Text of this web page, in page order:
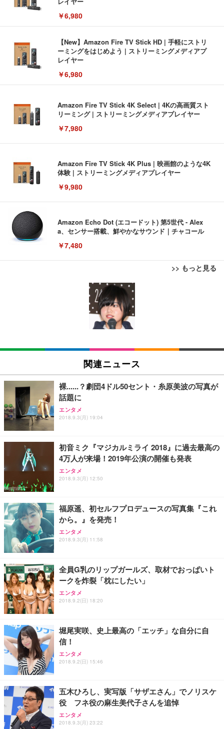
￥6,980
【New】Amazon Fire TV Stick HD | 手軽にストリ
ーミングをはじめよう | ストリーミングメディアプ
レイヤー
￥6,980
Amazon Fire TV Stick 4K Select | 4Kの高画質スト
リーミング | ストリーミングメディアプレイヤー
￥7,980
Amazon Fire TV Stick 4K Plus | 映画館のような4K
体験 | ストリーミングメディアプレイヤー
￥9,980
Amazon Echo Dot (エコードット) 第5世代 - Alex
a、センサー搭載、鮮やかなサウンド｜チャコール
￥7,480
>> もっと見る
[EdoErgo] オフィスチェア 椅子 テレワーク 疲れな
い 跳ね上げ式アームレスト コンパクト 約105度ロッ
キング pc 事務椅子 360度回転 座面昇降 強化ナイロ
ン樹脂ベース 通気性メッシュ 在宅ワーク H-WY01
(黒網+黒枠+黒足)
SIHOO B100 オフィスチェア／デスクチェア メッシ
ュチェア 人間工学 疲れない ブラック
￥27,999
Sezlife オフィスチェア デスクチェア 疲れない テレ
ワーク チェア 強化バックレスト 30度ロッキング機
能 人間工学 椅子 腰サポート 90度跳ね上げ式アーム
ョン PCチェア 通気性メッシュ ゲーミング/勉強/事
務用 おしゃれ パソコンチェア (ブラック)
Sezlife オフィスチェア デスクチェア 疲れない テレ
ワーク チェア 強化バックレスト 30度ロッキング機
能 人間工学 椅子 腰サポート 90度跳ね上げ式アーム
務用 おしゃれ パソコンチェア (ホワイト)
ANDWINT オフィスチェア デスクチェア 肘なし メ
ッシュ 通気性 ランバーサポート付き 腰サポート ガ
ス圧無段階昇降 360度回転 キャスター付き コンパク
EIZO ビジネス向けプレミアムモニター | FlexScan
EV3240X-WT | 31.5型4K UHD・USB Type-C・ホワ
EIZO ビジネス向けプレミアムモニター | FlexScan
￥109,572
【純正品】27"ゲーミングモニター DualSense 充電
フック付き（CFI-ZDM1J）
【整備済み品】Dell E2724HS 27インチ 液晶モニタ
ー フルHD（1920×1080）VA 非光沢 HDMI/DisplayP
ort/VGA スピーカー内蔵 高さ調整 スイベル VESA対
【MiniLED/24.5inch/280Hz/FHD】GRAPHT THE S
HOOTER Gaming Monitor 24” Essential ゲーミン
グモニター QD 24.5インチ 1ms FHD 量子ドット 残
Amazonベーシック ペットシーツ 薄型 レギュラー 1
回使い捨て 無香料 ホワイト 300枚
Amazonベーシック ペットシーツ 厚型 ワイド 42枚
x2袋(84枚) ホワイト(吸収面:ライトブルー)
￥3,234
ネオ・ルーライフ ネオ・オムツ L 中型犬用 26枚入
り 単品
Smart Basic(スマートベーシック) 【Amazon.co.jp
限定】 Smart Basic アイリスオーヤマ ペットシーツ
超厚型 お徳用 ワイド 100枚入 (x 1) (ケース販売)
アイリスオーヤマ ペットシーツ 超厚型 お徳用 レギ
ュラー 200枚入【Amazon.co.jp限定】
関連ニュース
裸......？劇団4ドル50セント・糸原美波の写真が
話題に
エンタメ
2018.9.3(月) 19:04
初音ミク『マジカルミライ 2018』に過去最高の
4万人が来場！2019年公演の開催も発表
エンタメ
2018.9.3(月) 12:50
福原遥、初セルフプロデュースの写真集『これ
から。』を発売！
エンタメ
2018.9.3(月) 11:58
全員G乳のリップガールズ、取材でおっぱいト
ークを炸裂「枕にしたい」
エンタメ
2018.9.2(日) 18:20
堀尾実咲、史上最高の「エッチ」な自分に自
信！
エンタメ
2018.9.2(日) 15:46
五木ひろし、実写版「サザエさん」でノリスケ
役 フネ役の麻生美代子さんを追悼
エンタメ
2018.9.3(月) 23:22